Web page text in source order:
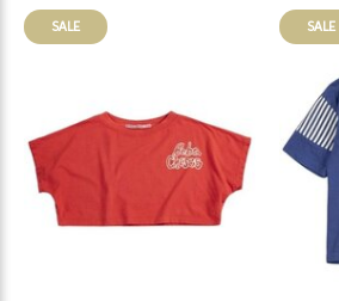
SALE SALE